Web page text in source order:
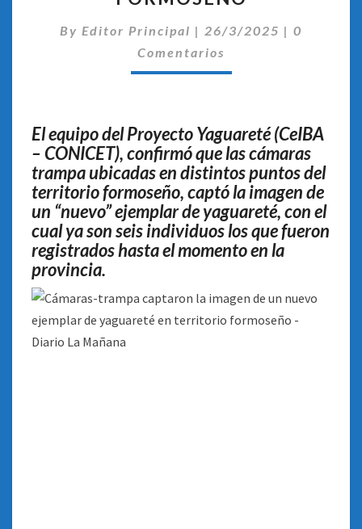
UN
NUEVO
EJEMPLAR
FORMOSEÑO
By Editor Principal | 26/3/2025 | 0
Comentarios
El equipo del Proyecto Yaguareté (CeIBA
– CONICET), confirmó que las cámaras
trampa ubicadas en distintos puntos del
territorio formoseño, captó la imagen de
un “nuevo” ejemplar de yaguareté, con el
cual ya son seis individuos los que fueron
registrados hasta el momento en la
provincia.